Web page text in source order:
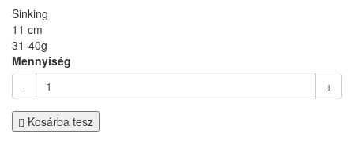
Sinking
11 cm
31-40g
Mennyiség
-
+
Kosárba tesz